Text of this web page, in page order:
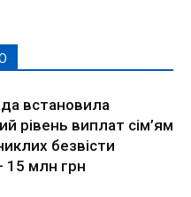
встановила
рівень виплат сім’ям
безвісти
15 млн грн